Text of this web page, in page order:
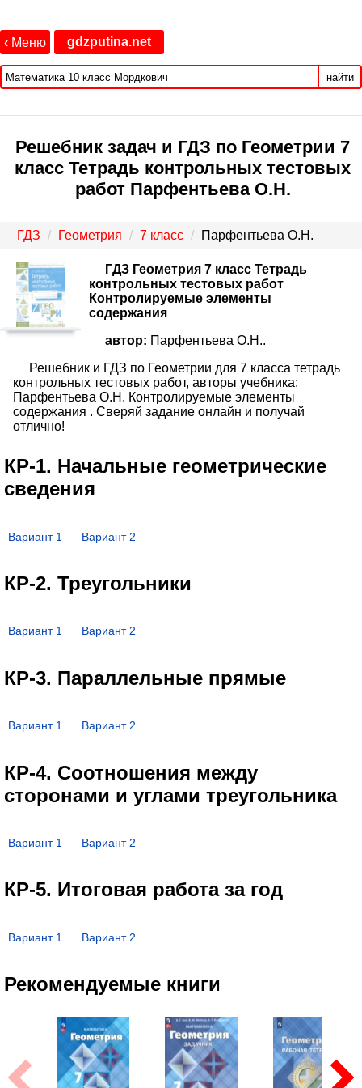
‹ Меню gdzputina.net
найти
Решебник задач и ГДЗ по Геометрии 7
класс Тетрадь контрольных тестовых
работ Парфентьева О.Н.
ГДЗ Геометрия 7 класс Парфентьева О.Н.
ГДЗ Геометрия 7 класс Тетрадь
контрольных тестовых работ
Контролируемые элементы
содержания
автор: Парфентьева О.Н..
Решебник и ГДЗ по Геометрии для 7 класса тетрадь
контрольных тестовых работ, авторы учебника:
Парфентьева О.Н. Контролируемые элементы
содержания . Сверяй задание онлайн и получай
отлично!
КР-1. Начальные геометрические
сведения
Вариант 1 Вариант 2
КР-2. Треугольники
Вариант 1 Вариант 2
КР-3. Параллельные прямые
Вариант 1 Вариант 2
КР-4. Соотношения между
сторонами и углами треугольника
Вариант 1 Вариант 2
КР-5. Итоговая работа за год
Вариант 1 Вариант 2
Рекомендуемые книги